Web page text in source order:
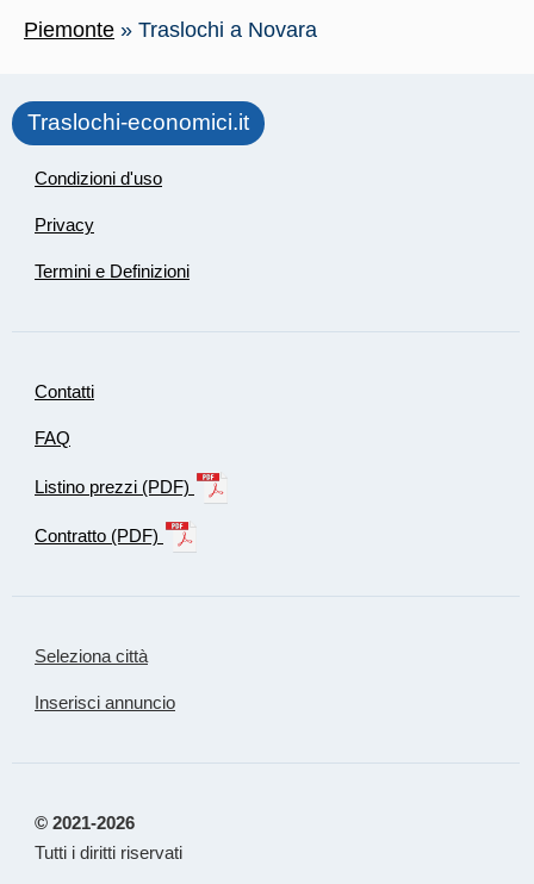
Piemonte » Traslochi a Novara
Traslochi-economici.it
Condizioni d'uso
Privacy
Termini e Definizioni
Contatti
FAQ
Listino prezzi (PDF)
Contratto (PDF)
Seleziona città
Inserisci annuncio
© 2021-2026
Tutti i diritti riservati